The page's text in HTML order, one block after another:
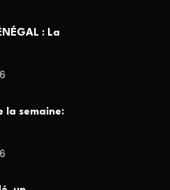
: La
la semaine: